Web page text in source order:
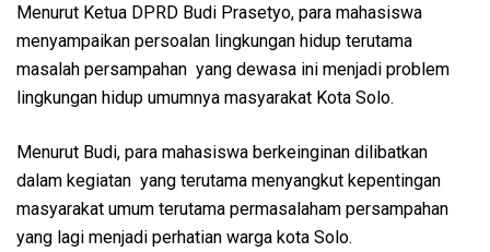
Menurut Ketua DPRD Budi Prasetyo, para mahasiswa
menyampaikan persoalan lingkungan hidup terutama
masalah persampahan yang dewasa ini menjadi problem
lingkungan hidup umumnya masyarakat Kota Solo.
Menurut Budi, para mahasiswa berkeinginan dilibatkan
dalam kegiatan yang terutama menyangkut kepentingan
masyarakat umum terutama permasalaham persampahan
yang lagi menjadi perhatian warga kota Solo.